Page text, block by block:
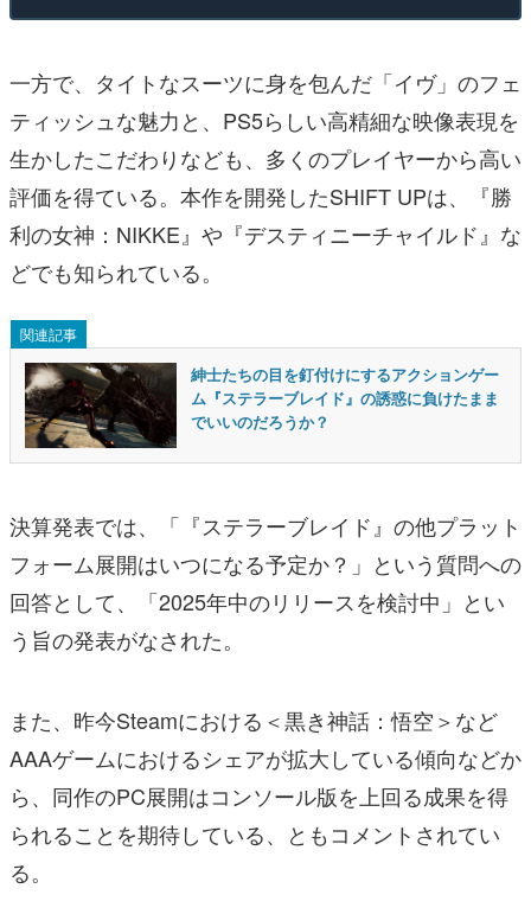
一方で、タイトなスーツに身を包んだ「イヴ」のフェ
ティッシュな魅力と、PS5らしい高精細な映像表現を
生かしたこだわりなども、多くのプレイヤーから高い
評価を得ている。本作を開発したSHIFT UPは、『勝
利の女神：NIKKE』や『デスティニーチャイルド』な
どでも知られている。
関連記事
紳士たちの目を釘付けにするアクションゲー
ム『ステラーブレイド』の誘惑に負けたまま
でいいのだろうか？
決算発表では、「『ステラーブレイド』の他プラット
フォーム展開はいつになる予定か？」という質問への
回答として、「2025年中のリリースを検討中」とい
う旨の発表がなされた。
また、昨今Steamにおける＜黒き神話：悟空＞など
AAAゲームにおけるシェアが拡大している傾向などか
ら、同作のPC展開はコンソール版を上回る成果を得
られることを期待している、ともコメントされてい
る。